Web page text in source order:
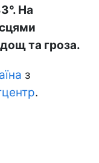
На
та гроза.
з
.